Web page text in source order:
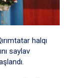
halqı
saylav